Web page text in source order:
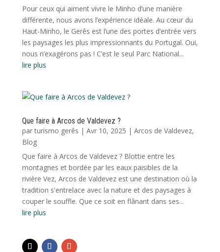
Pour ceux qui aiment vivre le Minho d’une manière
différente, nous avons l’expérience idéale. Au cœur du
Haut-Minho, le Gerês est l’une des portes d’entrée vers
les paysages les plus impressionnants du Portugal. Oui,
nous n’exagérons pas ! C’est le seul Parc National...
lire plus
Que faire à Arcos de Valdevez ?
parturismo gerês | Avr 10, 2025 | Arcos de Valdevez,
Blog
Que faire à Arcos de Valdevez ? Blottie entre les
montagnes et bordée par les eaux paisibles de la
rivière Vez, Arcos de Valdevez est une destination où la
tradition s'entrelace avec la nature et des paysages à
couper le souffle. Que ce soit en flânant dans ses...
lire plus